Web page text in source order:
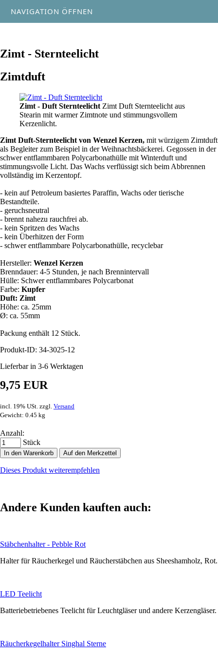
NAVIGATION ÖFFNEN
Zimt - Sternteelicht
Zimtduft
Zimt - Duft Sternteelicht Zimt Duft Sternteelicht aus
Stearin mit warmer Zimtnote und stimmungsvollem
Kerzenlicht.
Zimt Duft-Sternteelicht von Wenzel Kerzen, mit würzigem Zimtduft
als Begleiter zum Beispiel in der Weihnachtsbäckerei. Gegossen in der
schwer entflammbaren Polycarbonathülle mit Winterduft und
stimmungsvolle Licht. Das Wachs verflüssigt sich beim Abbrennen
vollständig im Kerzentopf.
- kein auf Petroleum basiertes Paraffin, Wachs oder tierische
Bestandteile.
- geruchsneutral
- brennt nahezu rauchfrei ab.
- kein Spritzen des Wachs
- kein Überhitzen der Form
- schwer entflammbare Polycarbonathülle, recyclebar
Hersteller: Wenzel Kerzen
Brenndauer: 4-5 Stunden, je nach Brennintervall
Hülle: Schwer entflammbares Polycarbonat
Farbe: Kupfer
Duft: Zimt
Höhe: ca. 25mm
Ø: ca. 55mm
Packung enthält 12 Stück.
Produkt-ID: 34-3025-12
Lieferbar in 3-6 Werktagen
9,75 EUR
incl. 19% USt. zzgl. Versand
Gewicht: 0.45 kg
Anzahl:
Stück
In den Warenkorb Auf den Merkzettel
Dieses Produkt weiterempfehlen
Andere Kunden kauften auch:
Stäbchenhalter - Pebble Rot
Halter für Räucherkegel und Räucherstäbchen aus Sheeshamholz, Rot.
LED Teelicht
Batteriebetriebenes Teelicht für Leuchtgläser und andere Kerzengläser.
Räucherkegelhalter Singhal Sterne